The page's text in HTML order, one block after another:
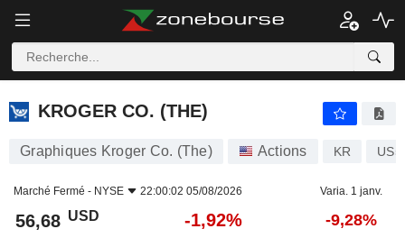
KROGER CO. (THE)
KROGER CO. (THE)
Graphiques Kroger Co. (The) Actions KR
Marché Fermé - NYSE 22:00:02 05/08/2026 Varia. 1 janv.
56,68 USD -1,92% -9,28%